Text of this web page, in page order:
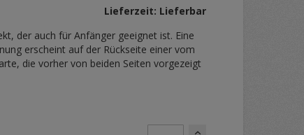
Lieferzeit: Lieferbar
der auch für Anfänger geeignet ist. Eine
erscheint auf der Rückseite einer vom
die vorher von beiden Seiten vorgezeigt